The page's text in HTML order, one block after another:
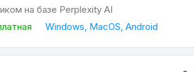
на базе Perplexity AI
Windows, MacOS, Android